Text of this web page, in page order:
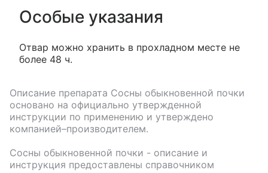
Особые указания
Отвар можно хранить в прохладном месте не
более 48 ч.
Описание препарата Сосны обыкновенной почки
основано на официально утвержденной
инструкции по применению и утверждено
компанией–производителем.
Сосны обыкновенной почки - описание и
инструкция предоставлены справочником